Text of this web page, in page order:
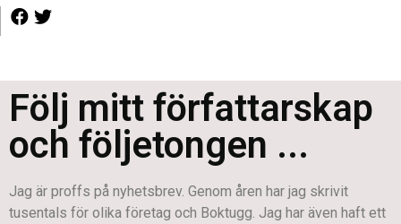
Följ mitt författarskap
och följetongen ...
Jag är proffs på nyhetsbrev. Genom åren har jag skrivit
tusentals för olika företag och Boktugg. Jag har även haft ett